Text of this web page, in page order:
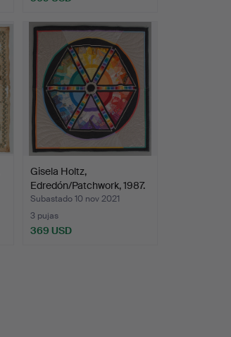
Gisela Holtz,
Edredón/Patchwork, 1987.
Subastado 10 nov 2021
3 pujas
369 USD